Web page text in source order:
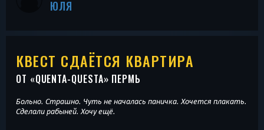
ЮЛЯ
КВЕСТ СДАЁТСЯ КВАРТИРА
ОТ «QUENTA-QUESTA» ПЕРМЬ
Больно. Страшно. Чуть не началась паничка. Хочется плакать.
Сделали рабыней. Хочу ещё.